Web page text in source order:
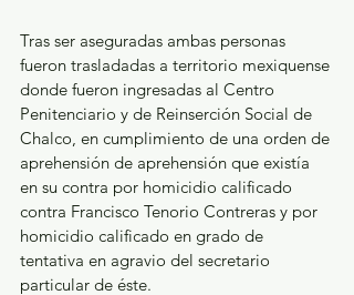
Tras ser aseguradas ambas personas
fueron trasladadas a territorio mexiquense
donde fueron ingresadas al Centro
Penitenciario y de Reinserción Social de
Chalco, en cumplimiento de una orden de
aprehensión de aprehensión que existía
en su contra por homicidio calificado
contra Francisco Tenorio Contreras y por
homicidio calificado en grado de
tentativa en agravio del secretario
particular de éste.